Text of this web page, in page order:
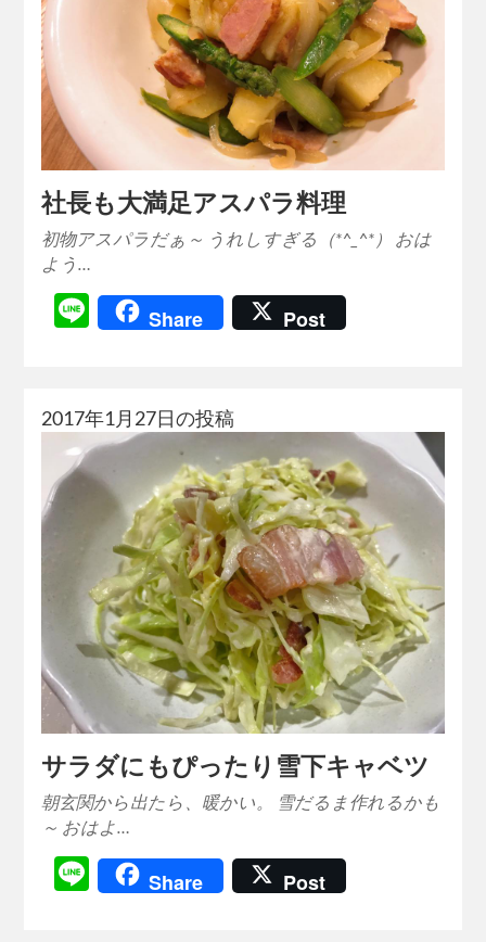
社長も大満足アスパラ料理
初物アスパラだぁ～ うれしすぎる（*^_^*） おは
よう…
LineShare Post
2017年1月27日の投稿
サラダにもぴったり雪下キャベツ
朝玄関から出たら、暖かい。 雪だるま作れるかも
～ おはよ…
LineShare Post